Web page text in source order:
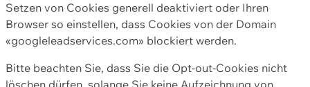
Setzen von Cookies generell deaktiviert oder Ihren
Browser so einstellen, dass Cookies von der Domain
«googleleadservices.com» blockiert werden.
Bitte beachten Sie, dass Sie die Opt-out-Cookies nicht